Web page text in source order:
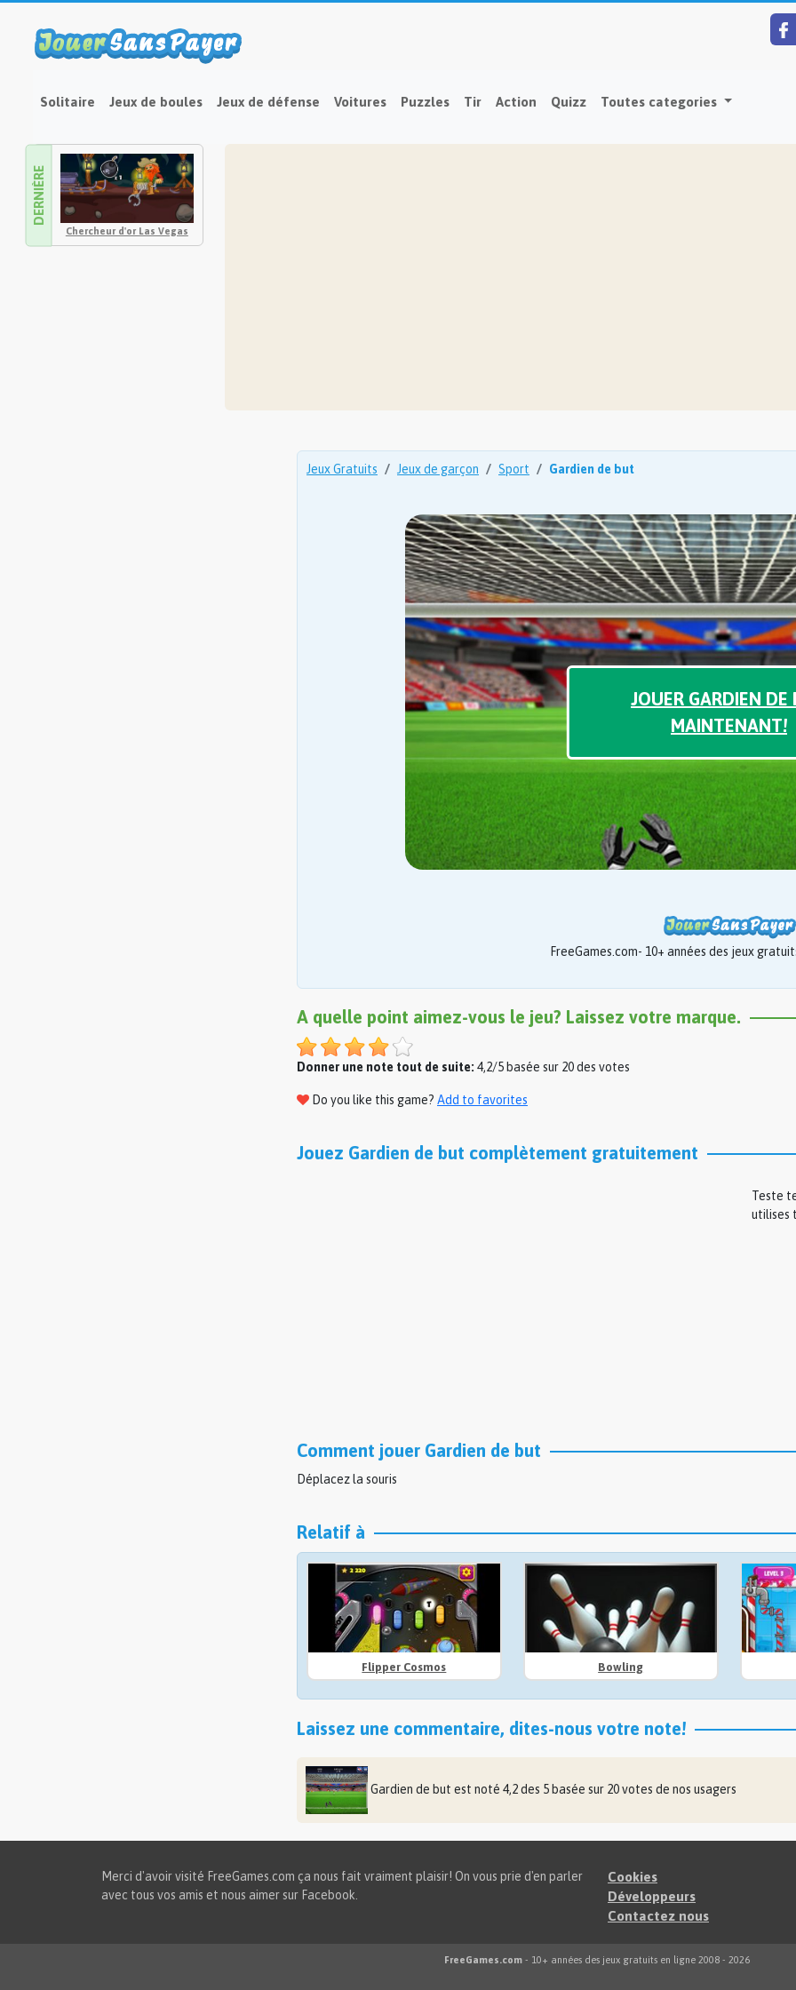
Solitaire Jeux de boules Jeux de défense Voitures Puzzles Tir Action Quizz Toutes categories
DERNIÈRE
Chercheur d'or Las Vegas
Jeux Gratuits Jeux de garçon Sport Gardien de but
JOUER GARDIEN DE
MAINTENANT!
FreeGames.com- 10+ années des jeux
A quelle point aimez-vous le jeu? Laissez votre marque.
Donner une note tout de suite: 4,2/5 basée sur 20 des votes
Do you like this game? Add to favorites
Jouez Gardien de but complètement gratuitement
Teste
utilises
Comment jouer Gardien de but
Déplacez la souris
Relatif à
Flipper Cosmos Bowling
Laissez une commentaire, dites-nous votre note!
Gardien de but est noté 4,2des 5 basée sur 20votes de nos usagers
Merci d'avoir visité FreeGames.com ça nous fait vraiment plaisir! On vous prie d'en parler
avec tous vos amis et nous aimer sur Facebook.
Cookies
Développeurs
Contactez nous
FreeGames.com - 10+ années des jeux gratuits en ligne 2008 - 2026